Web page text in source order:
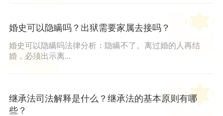
婚史可以隐瞒吗？出狱需要家属去接吗？
婚史可以隐瞒吗法律分析：隐瞒不了。离过婚的人再结
婚，必须出示离...
继承法司法解释是什么？继承法的基本原则有哪
些？